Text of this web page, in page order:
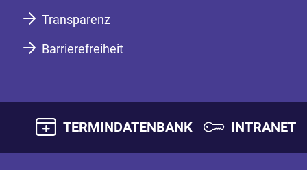
Transparenz
Barrierefreiheit
TERMINDATENBANK INTRANET